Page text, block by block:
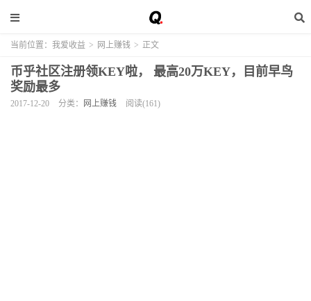
当前位置： 我爱收益 > 网上赚钱 > 正文
币乎社区注册领KEY啦， 最高20万KEY，目前早鸟
奖励最多
2017-12-20 分类： 网上赚钱 阅读(161)